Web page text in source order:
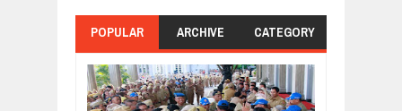
POPULAR ARCHIVE CATEGORY